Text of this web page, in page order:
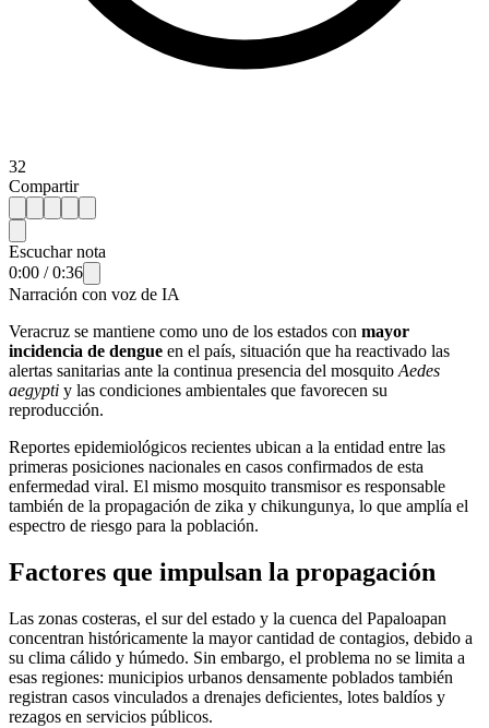
32
Compartir
Escuchar nota
0:00 /0:36
Narración con voz de IA
Veracruz se mantiene como uno de los estados con mayor
incidencia de dengue en el país, situación que ha reactivado las
alertas sanitarias ante la continua presencia del mosquito Aedes
aegypti y las condiciones ambientales que favorecen su
reproducción.
Reportes epidemiológicos recientes ubican a la entidad entre las
primeras posiciones nacionales en casos confirmados de esta
enfermedad viral. El mismo mosquito transmisor es responsable
también de la propagación de zika y chikungunya, lo que amplía el
espectro de riesgo para la población.
Factores que impulsan la propagación
Las zonas costeras, el sur del estado y la cuenca del Papaloapan
concentran históricamente la mayor cantidad de contagios, debido a
su clima cálido y húmedo. Sin embargo, el problema no se limita a
esas regiones: municipios urbanos densamente poblados también
registran casos vinculados a drenajes deficientes, lotes baldíos y
rezagos en servicios públicos.